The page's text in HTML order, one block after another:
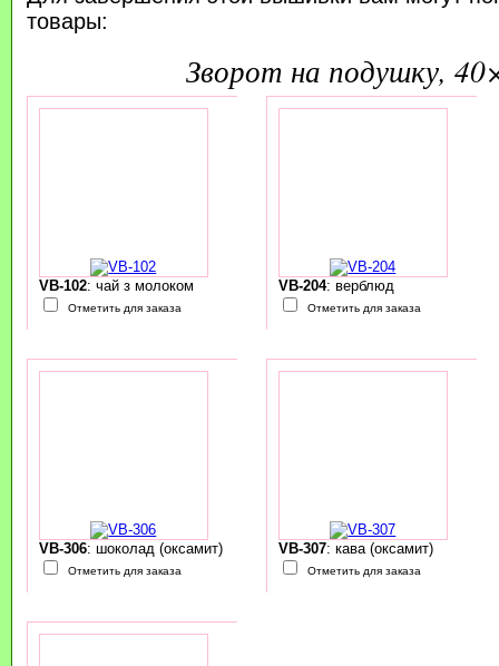
товары:
зворот на подушку,
VB-102: чай з молоком
Отметить для заказа
VB-204: верблюд
Отметить для заказа
VB-306: шоколад (оксамит)
Отметить для заказа
VB-307: кава (оксамит)
Отметить для заказа